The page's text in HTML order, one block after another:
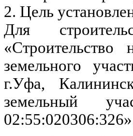
2. Цель
Для
земельного
г.Уфа,
земельный